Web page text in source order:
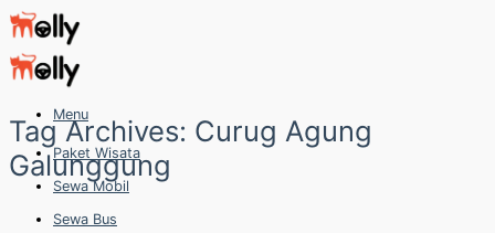
Skip
to
content
Menu
Paket Wisata
Sewa Mobil
Sewa Bus
Tag Archives: Curug Agung
Galunggung